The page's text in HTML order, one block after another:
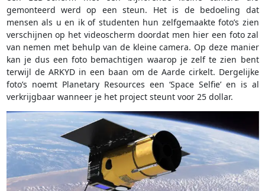
gemonteerd werd op een steun. Het is de bedoeling dat
mensen als u en ik of studenten hun zelfgemaakte foto’s zien
verschijnen op het videoscherm doordat men hier een foto zal
van nemen met behulp van de kleine camera. Op deze manier
kan je dus een foto bemachtigen waarop je zelf te zien bent
terwijl de ARKYD in een baan om de Aarde cirkelt. Dergelijke
foto’s noemt Planetary Resources een ‘Space Selfie’ en is al
verkrijgbaar wanneer je het project steunt voor 25 dollar.